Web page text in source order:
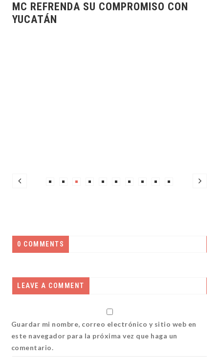
MC REFRENDA SU COMPROMISO CON
YUCATÁN
0 COMMENTS
LEAVE A COMMENT
Guardar mi nombre, correo electrónico y sitio web en
este navegador para la próxima vez que haga un
comentario.